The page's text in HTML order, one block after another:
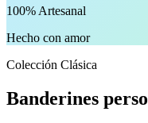
100% Artesanal
Hecho con amor
Colección Clásica
Banderines